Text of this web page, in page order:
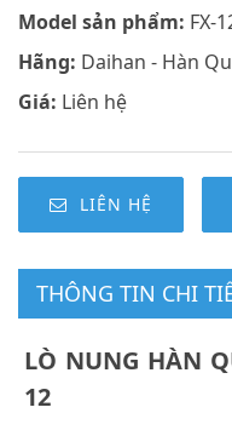
Model sản phẩm: FX-
Hãng: Daihan - Hàn
Giá: Liên hệ
LIÊN HỆ
THÔNG TIN CHI
LÒ NUNG HÀN
12